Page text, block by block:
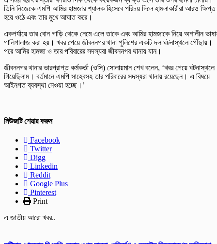
তিনি নিজেকে এমপি আমির হামজার শ্যালক হিসেবে পরিচয় দিলে হামলাকারীরা আরও ক্ষিপ্ত
হয়ে ওঠে এবং তার মুখে আঘাত করে।
একপর্যায়ে তার বোন গাড়ি থেকে নেমে এলে তাকে এবং আমির হামজাকে নিয়ে অশালীন
গালিগালাজ করা হয়। খবর পেয়ে জীবননগর থানা পুলিশের একটি দল ঘটনাস্থলে পৌঁছায়।
পরে আমির হামজা ও তার পরিবারের সদস্যরা জীবননগর থানায় যান।
জীবননগর থানার ভারপ্রাপ্ত কর্মকর্তা (ওসি) সোলায়মান শেখ বলেন, ‘খবর পেয়ে ঘটনাস্থলে
গিয়েছিলাম। বর্তমানে এমপি সাহেবসহ তার পরিবারের সদস্যরা থানায় রয়েছেন। এ বিষয়ে
আইনগত ব্যবস্থা নেওয়া হচ্ছে।’
নিউজটি শেয়ার করুন
Facebook
Twitter
Digg
Linkedin
Reddit
Google Plus
Pinterest
Print
এ জাতীয় আরো খবর..